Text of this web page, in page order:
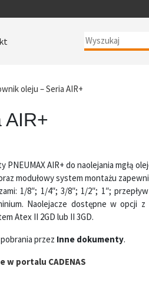
oleju – Seria AIR+
AIR+
PNEUMAX AIR+ do naolejania mgłą
modułowy system montażu
1/8″; 1/4″; 3/8″; 1/2″; 1″;
Naolejacze dostępne w opcji z
Atex II 2GD lub II 3GD.
przez Inne dokumenty.
w portalu CADENAS